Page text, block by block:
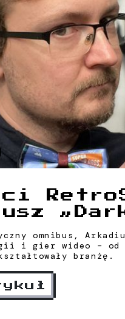
omnibus,
i gier wideo – od
branżę.